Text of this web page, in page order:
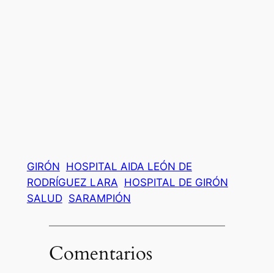
GIRÓN HOSPITAL AIDA LEÓN DE
RODRÍGUEZ LARA HOSPITAL DE GIRÓN
SALUD SARAMPIÓN
Comentarios